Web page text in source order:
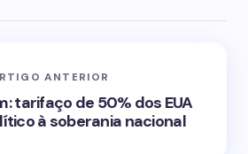
ANTERIOR
tarifaço de 50% dos EUA
à soberania nacional